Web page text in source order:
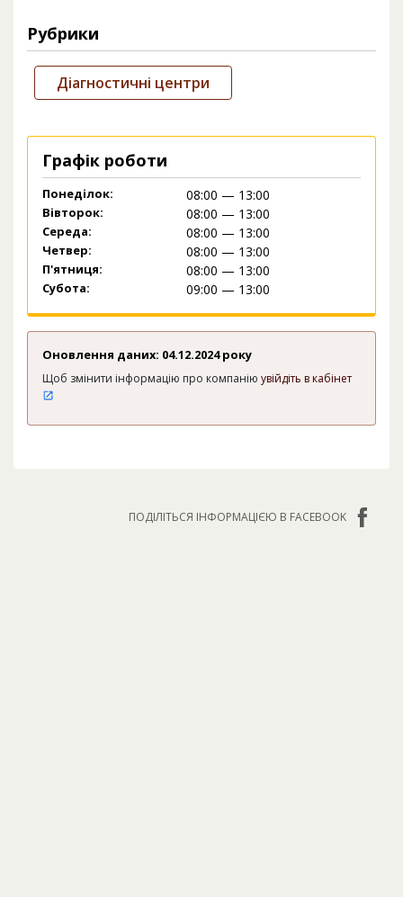
Рубрики
Діагностичні центри
Графік роботи
Понеділок: 08:00 — 13:00
Вівторок: 08:00 — 13:00
Середа: 08:00 — 13:00
Четвер: 08:00 — 13:00
П'ятниця: 08:00 — 13:00
Субота: 09:00 — 13:00
Оновлення даних: 04.12.2024 року
Щоб змінити інформацію про компанію увійдіть в кабінет
ПОДІЛІТЬСЯ ІНФОРМАЦІЄЮ В FACEBOOK